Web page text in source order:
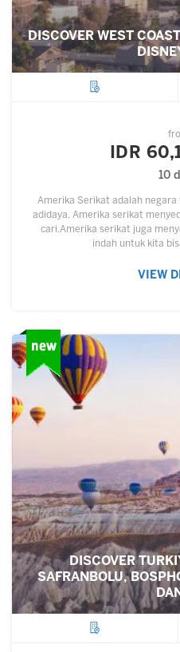
DISCOVER WEST
IDR
10
Amerika Serikat adalah
adidaya. Amerika serikat
cari.Amerika serikat juga
indah untuk kita
VIEW
DISCOVER
SAFRANBOLU,